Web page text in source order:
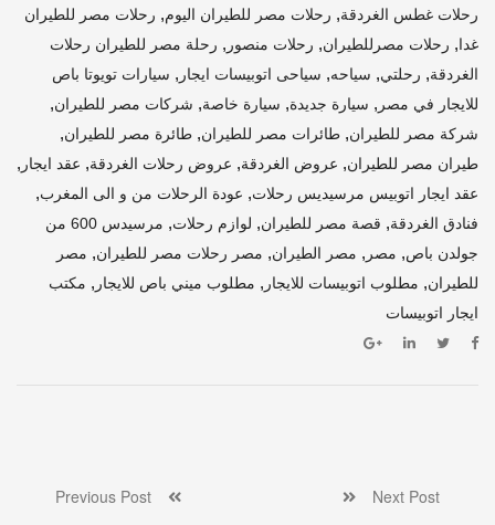
رحلات غطس الغردقة, رحلات مصر للطيران اليوم, رحلات مصر للطيران
غدا, رحلات مصرللطيران, رحلات منصور , رحلة مصر للطيران رحلات
الغردقة, رحلتي, سياحه, سياحى اتوبيسات ايجار , سيارات تويوتا باص
للايجار في مصر , سيارة جديدة, سيارة خاصة, شركات مصر للطيران,
شركة مصر للطيران, طائرات مصر للطيران, طائرة مصر للطيران,
طيران مصر للطيران, عروض الغردقة, عروض رحلات الغردقة, عقد ايجار ,
عقد ايجار اتوبيس مرسيديس رحلات, عودة الرحلات من و الى المغرب,
فنادق الغردقة, قصة مصر للطيران, لوازم رحلات,
مرسيدس 600 من
جولدن باص, مصر , مصر الطيران, مصر رحلات مصر للطيران, مصر
للطيران, مطلوب اتوبيسات للايجار , مطلوب ميني باص للايجار , مكتب
ايجار اتوبيسات
Next Post